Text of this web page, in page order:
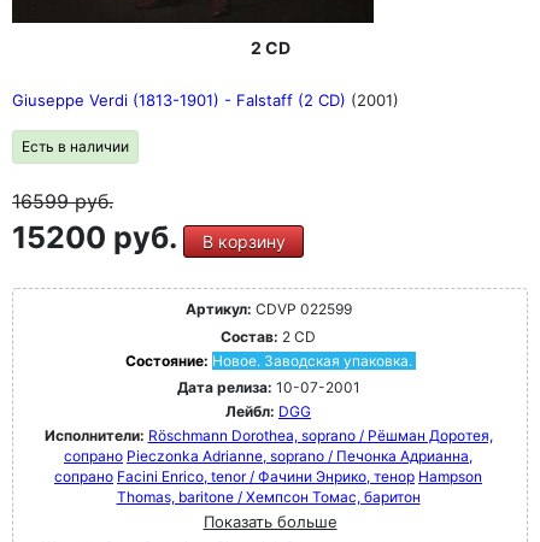
2 CD
Giuseppe Verdi (1813-1901) - Falstaff (2 CD) (2001)
Есть в наличии
16599руб.
15200 руб. В корзину
Артикул: CDVP 022599
Состав: 2 CD
Состояние: Новое. Заводская упаковка.
Дата релиза: 10-07-2001
Лейбл: DGG
Исполнители: Röschmann Dorothea, soprano / Рёшман Доротея,
сопрано Pieczonka Adrianne, soprano / Печонка Адрианна,
сопрано Facini Enrico, tenor / Фачини Энрико, тенор Hampson
Thomas, baritone / Хемпсон Томас, баритон
Показать больше